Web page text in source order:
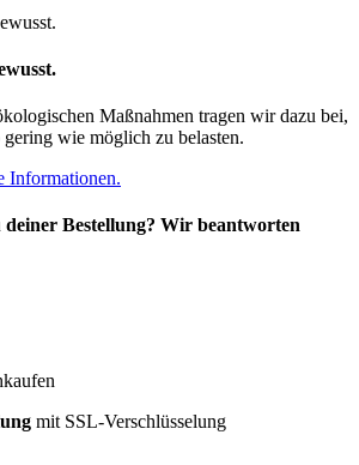
Maßnahmen tragen wir dazu bei,
wie möglich zu belasten.
Informationen.
deiner Bestellung? Wir beantworten
mit SSL-Verschlüsselung